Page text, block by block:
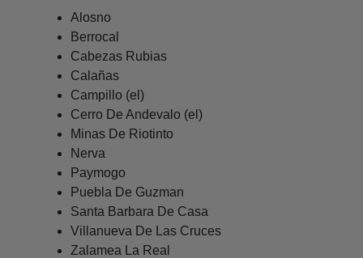
Alosno
Berrocal
Cabezas Rubias
Calañas
Campillo (el)
Cerro De Andevalo (el)
Minas De Riotinto
Nerva
Paymogo
Puebla De Guzman
Santa Barbara De Casa
Villanueva De Las Cruces
Zalamea La Real